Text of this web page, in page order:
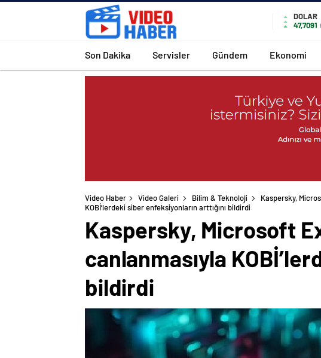
DOLAR
47,7091
Son Dakika Servisler Gündem Ekonomi
Video Haber Video Galeri Bilim & Teknoloji
Kaspersky,
KOBİ’lerdeki siber enfeksiyonların arttığını bildirdi
Kaspersky, Microsoft
canlanmasıyla
bildirdi